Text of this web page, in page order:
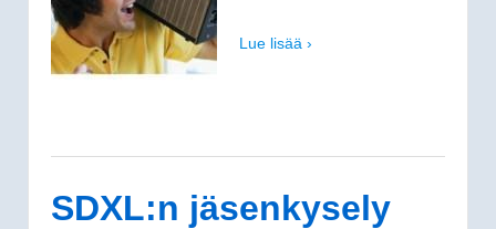
Lue lisää ›
SDXL:n jäsenkysely